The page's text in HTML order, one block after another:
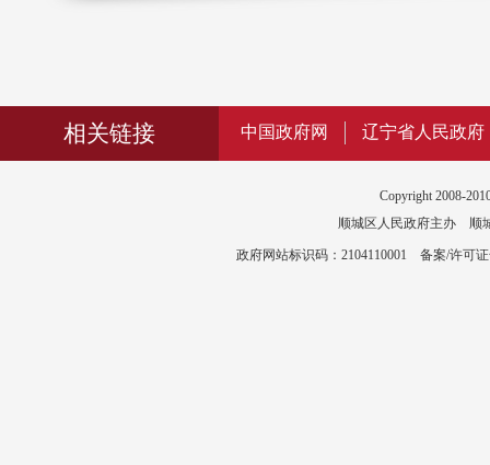
相关链接 中国政府网 辽宁省人民政府
Copyright 2008-
顺城区人民政府主办 顺
政府网站标识码：2104110001 备案/许可